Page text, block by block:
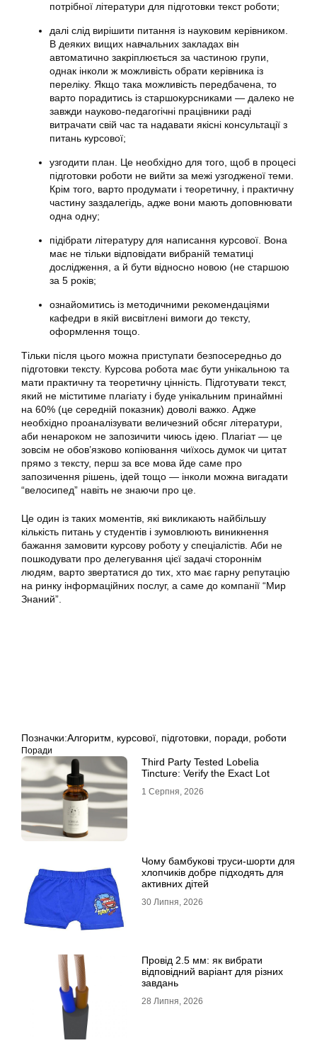
потрібної літератури для підготовки текст роботи;
далі слід вирішити питання із науковим керівником.
В деяких вищих навчальних закладах він
автоматично закріплюється за частиною групи,
однак інколи ж можливість обрати керівника із
переліку. Якщо така можливість передбачена, то
варто порадитись із старшокурсниками — далеко не
завжди науково-педагогічні працівники раді
витрачати свій час та надавати якісні консультації з
питань курсової;
узгодити план. Це необхідно для того, щоб в процесі
підготовки роботи не вийти за межі узгодженої теми.
Крім того, варто продумати і теоретичну, і практичну
частину заздалегідь, адже вони мають доповнювати
одна одну;
підібрати літературу для написання курсової. Вона
має не тільки відповідати вибраній тематиці
дослідження, а й бути відносно новою (не старшою
за 5 років;
ознайомитись із методичними рекомендаціями
кафедри в якій висвітлені вимоги до тексту,
оформлення тощо.
Тільки після цього можна приступати безпосередньо до
підготовки тексту. Курсова робота має бути унікальною та
мати практичну та теоретичну цінність. Підготувати текст,
який не міститиме плагіату і буде унікальним принаймні
на 60% (це середній показник) доволі важко. Адже
необхідно проаналізувати величезний обсяг літератури,
аби ненароком не запозичити чиюсь ідею. Плагіат — це
зовсім не обов’язково копіювання чиїхось думок чи цитат
прямо з тексту, перш за все мова йде саме про
запозичення рішень, ідей тощо — інколи можна вигадати
“велосипед” навіть не знаючи про це.
Це один із таких моментів, які викликають найбільшу
кількість питань у студентів і зумовлюють виникнення
бажання замовити курсову роботу у спеціалістів. Аби не
пошкодувати про делегування цієї задачі стороннім
людям, варто звертатися до тих, хто має гарну репутацію
на ринку інформаційних послуг, а саме до компанії “Мир
Знаний”.
Позначки:Алгоритм курсової підготовки поради роботи
Поради
Third Party Tested Lobelia
Tincture: Verify the Exact Lot
1 Серпня, 2026
Чому бамбукові труси-шорти для
хлопчиків добре підходять для
активних дітей
30 Липня, 2026
Провід 2.5 мм: як вибрати
відповідний варіант для різних
завдань
28 Липня, 2026